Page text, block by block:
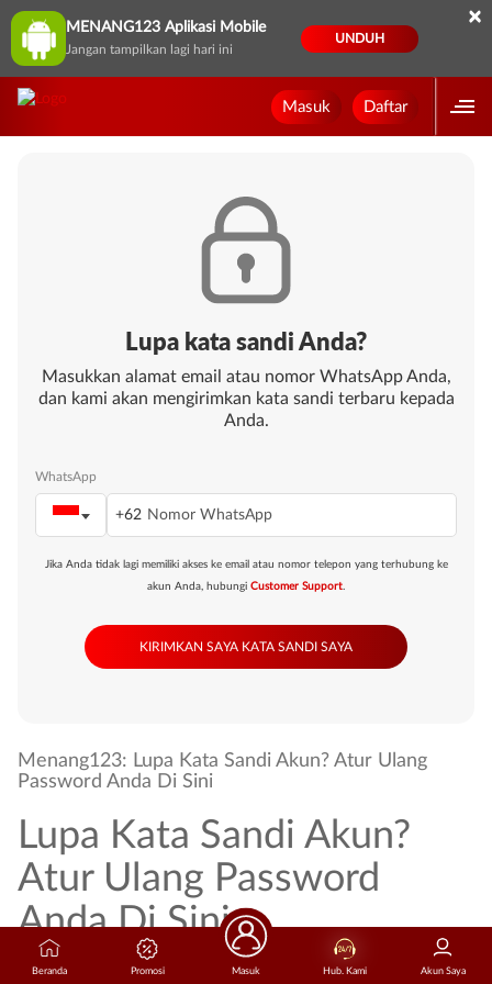
MENANG123 Aplikasi Mobile
Jangan tampilkan lagi hari ini
UNDUH
×
Masuk Daftar
Lupa kata sandi Anda?
Masukkan alamat email atau nomor WhatsApp Anda,
dan kami akan mengirimkan kata sandi terbaru kepada
Anda.
WhatsApp
+62
Jika Anda tidak lagi memiliki akses ke email atau nomor telepon yang terhubung ke
akun Anda, hubungi Customer Support.
Menang123: Lupa Kata Sandi Akun? Atur Ulang
Password Anda Di Sini
Lupa Kata Sandi Akun?
Atur Ulang Password
Anda Di Sini
Halaman pemulihan kata sandi resmi ini disediakan khusus untuk membantu
Beranda Promosi Masuk Hub. Kami Akun Saya